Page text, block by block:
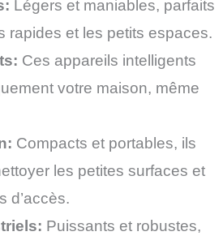
Légers et maniables, parfaits
rapides et les petits espaces.
Ces appareils intelligents
votre maison, même
Compacts et portables, ils
les petites surfaces et
d’accès.
Puissants et robustes,